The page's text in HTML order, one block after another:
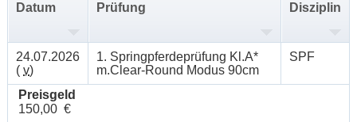
Datum Prüfung Disziplin
24.07.2026
( v)
1. Springpferdeprüfung Kl.A*
m.Clear-Round Modus 90cm
SPF
Preisgeld
150,00 €